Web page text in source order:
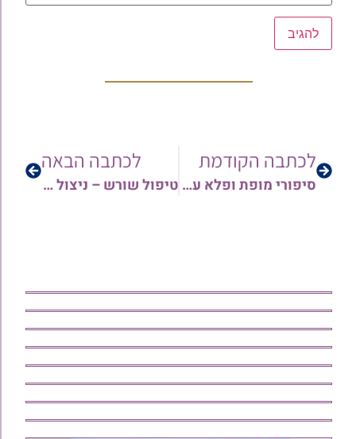
לכתבה הקודמת
סיפורי מופת ופלא על גדול המקובלים, חסידא ופרישא, רבי מרדכי שרעבי זיע"א | הרב ישי יפת
לכתבה הבאה
טיפול שורש – ניצול החיים בשמחה | הרב יצחק חיים מעודה